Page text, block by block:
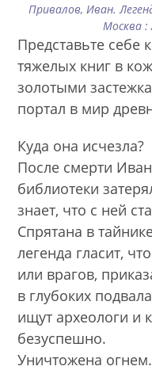
Привалов, Иван.
Москва :
Представьте себе
тяжелых книг в
золотыми
портал в мир
Куда она исчезла?
После смерти
библиотеки
знает, что с ней
Спрятана в
легенда гласит,
или врагов,
в глубоких
ищут археологи и
безуспешно.
Уничтожена